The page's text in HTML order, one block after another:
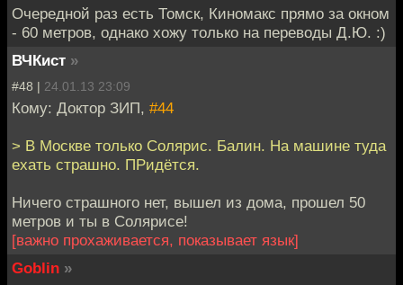
Очередной раз есть Томск, Киномакс прямо за окном
- 60 метров, однако хожу только на переводы Д.Ю. :)
ВЧКист »
#48 | 24.01.13 23:09
Кому: Доктор ЗИП, #44
> В Москве только Солярис. Балин. На машине туда
ехать страшно. ПРидётся.
Ничего страшного нет, вышел из дома, прошел 50
метров и ты в Солярисе!
[важно прохаживается, показывает язык]
Goblin »